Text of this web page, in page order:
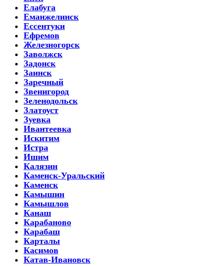
Елабуга
Еманжелинск
Ессентуки
Ефремов
Железногорск
Заволжск
Задонск
Заинск
Заречный
Звенигород
Зеленодольск
Златоуст
Зуевка
Ивантеевка
Искитим
Истра
Ишим
Калязин
Каменск-Уральский
Каменск
Камышин
Камышлов
Канаш
Карабаново
Карабаш
Карталы
Касимов
Катав-Ивановск